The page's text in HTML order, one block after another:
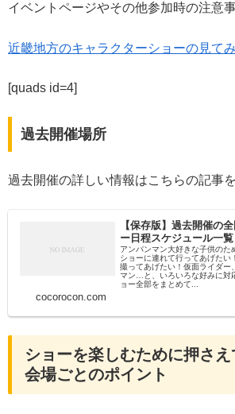
イベントページやその他参加時の注意
近畿地方のキャラクターショーの見てみ
[quads id=4]
過去開催場所
過去開催の詳しい情報はこちらの記事
【保存版】過去開催の
ー日程スケジュール一
アンパンマン大好きな子供のた
ショーに連れて行ってあげたい
撮ってあげたい！仮面ライダー
マン…と、いろいろな好みに対
ョー全部をまとめて...
cocorocon.com
ショーを楽しむために押さえ
会場ごとのポイント